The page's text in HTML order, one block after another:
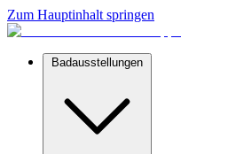
Zum Hauptinhalt springen
Badausstellungen